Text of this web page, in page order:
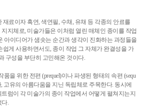
료이자 흑연, 색연필, 수채, 유채 등 각종의 안료를
지체로, 미술가들은 이처럼 열린 매체인 종이를 작업
아이디어가 샘솟는 순간과 생각이 진화하는 과정들을
게 사용하면서도, 종이 작업 그 자체가 완결성을 가
구성을 부단히 고민해온 것이다.
을 위한 전편 (prequel)이나 파생된 형태의 속편 (sequ
고유의 아름다움을 지닌 독립체로 주목한다. 동시에
럼이 각 미술가의 종이 작업에서 어떻게 펼쳐지는지
다.